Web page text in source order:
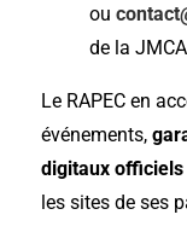
ou
de la
Le RAPEC en
événements,
digitaux officiels
les sites de ses